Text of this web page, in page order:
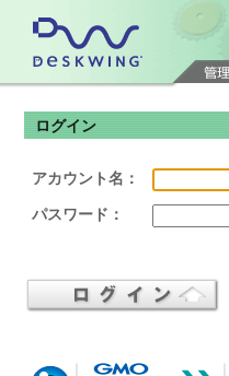
ログイン
アカウント名：
パスワード：